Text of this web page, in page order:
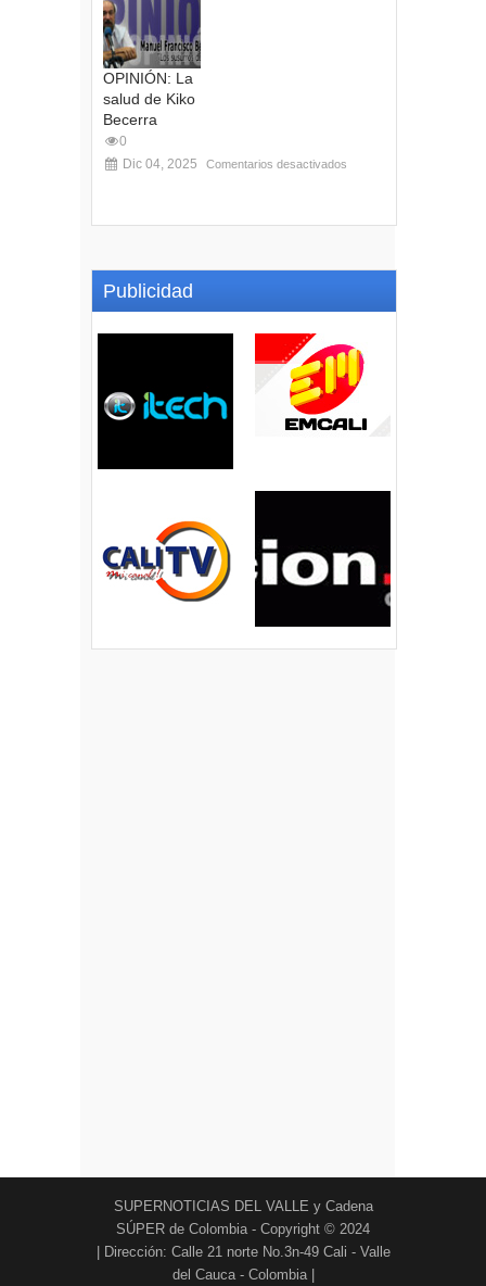
OPINIÓN: La
salud de Kiko
Becerra
0
Dic 04, 2025
Comentarios desactivados
Publicidad
SUPERNOTICIAS DEL VALLE y Cadena
SÚPER de Colombia - Copyright © 2024
| Dirección: Calle 21 norte No.3n-49 Cali - Valle
del Cauca - Colombia |